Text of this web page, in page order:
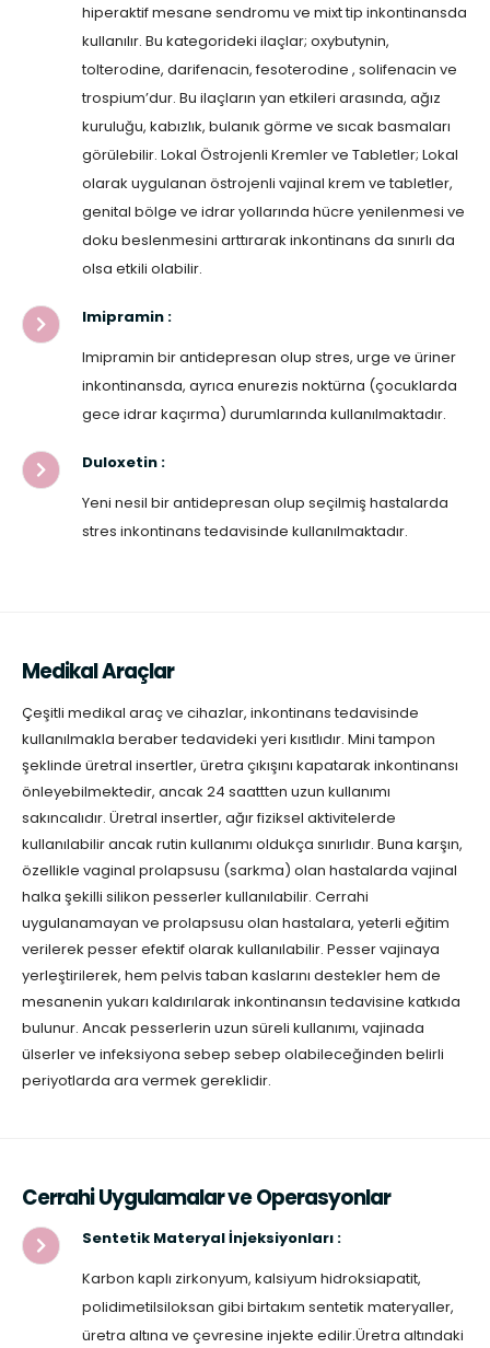
hiperaktif mesane sendromu ve mixt tip inkontinansda
kullanılır. Bu kategorideki ilaçlar; oxybutynin,
tolterodine, darifenacin, fesoterodine , solifenacin ve
trospium’dur. Bu ilaçların yan etkileri arasında, ağız
kuruluğu, kabızlık, bulanık görme ve sıcak basmaları
görülebilir. Lokal Östrojenli Kremler ve Tabletler; Lokal
olarak uygulanan östrojenli vajinal krem ve tabletler,
genital bölge ve idrar yollarında hücre yenilenmesi ve
doku beslenmesini arttırarak inkontinans da sınırlı da
olsa etkili olabilir.
Imipramin :
Imipramin bir antidepresan olup stres, urge ve üriner
inkontinansda, ayrıca enurezis noktürna (çocuklarda
gece idrar kaçırma) durumlarında kullanılmaktadır.
Duloxetin :
Yeni nesil bir antidepresan olup seçilmiş hastalarda
stres inkontinans tedavisinde kullanılmaktadır.
Medikal Araçlar
Çeşitli medikal araç ve cihazlar, inkontinans tedavisinde
kullanılmakla beraber tedavideki yeri kısıtlıdır. Mini tampon
şeklinde üretral insertler, üretra çıkışını kapatarak inkontinansı
önleyebilmektedir, ancak 24 saattten uzun kullanımı
sakıncalıdır. Üretral insertler, ağır fiziksel aktivitelerde
kullanılabilir ancak rutin kullanımı oldukça sınırlıdır. Buna karşın,
özellikle vaginal prolapsusu (sarkma) olan hastalarda vajinal
halka şekilli silikon pesserler kullanılabilir. Cerrahi
uygulanamayan ve prolapsusu olan hastalara, yeterli eğitim
verilerek pesser efektif olarak kullanılabilir. Pesser vajinaya
yerleştirilerek, hem pelvis taban kaslarını destekler hem de
mesanenin yukarı kaldırılarak inkontinansın tedavisine katkıda
bulunur. Ancak pesserlerin uzun süreli kullanımı, vajinada
ülserler ve infeksiyona sebep sebep olabileceğinden belirli
periyotlarda ara vermek gereklidir.
Cerrahi Uygulamalar ve Operasyonlar
Sentetik Materyal İnjeksiyonları :
Karbon kaplı zirkonyum, kalsiyum hidroksiapatit,
polidimetilsiloksan gibi birtakım sentetik materyaller,
üretra altına ve çevresine injekte edilir.Üretra altındaki